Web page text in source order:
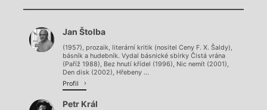
Chviličku.
Jan Štolba
(1957), prozaik, literární kritik (nositel Ceny F. X. Šaldy),
básník a hudebník. Vydal básnické sbírky Čistá vrána
(Paříž 1988), Bez hnutí křídel (1996), Nic nemít (2001),
Den disk (2002), Hřebeny ...
Profil
Petr Král